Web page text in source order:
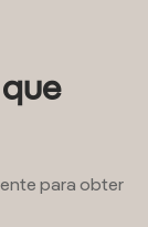
para obter